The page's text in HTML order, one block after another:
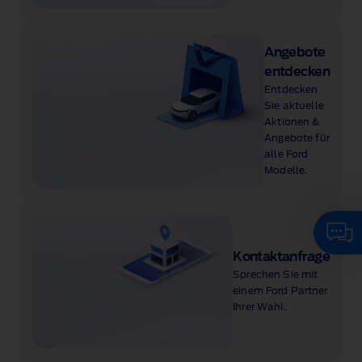
Angebote
entdecken
Entdecken
Sie aktuelle
Aktionen &
Angebote für
alle Ford
Modelle.
Kontaktanfrage
Sprechen Sie mit
einem Ford Partner
Ihrer Wahl.